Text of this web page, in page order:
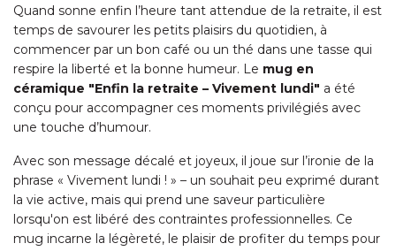
Quand sonne enfin l’heure tant attendue de la retraite, il est
temps de savourer les petits plaisirs du quotidien, à
commencer par un bon café ou un thé dans une tasse qui
respire la liberté et la bonne humeur. Le mug en
céramique "Enfin la retraite – Vivement lundi" a été
conçu pour accompagner ces moments privilégiés avec
une touche d’humour.
Avec son message décalé et joyeux, il joue sur l’ironie de la
phrase « Vivement lundi ! » – un souhait peu exprimé durant
la vie active, mais qui prend une saveur particulière
lorsqu'on est libéré des contraintes professionnelles. Ce
mug incarne la légèreté, le plaisir de profiter du temps pour